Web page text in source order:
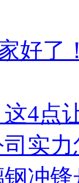
好了
4点
实
冲